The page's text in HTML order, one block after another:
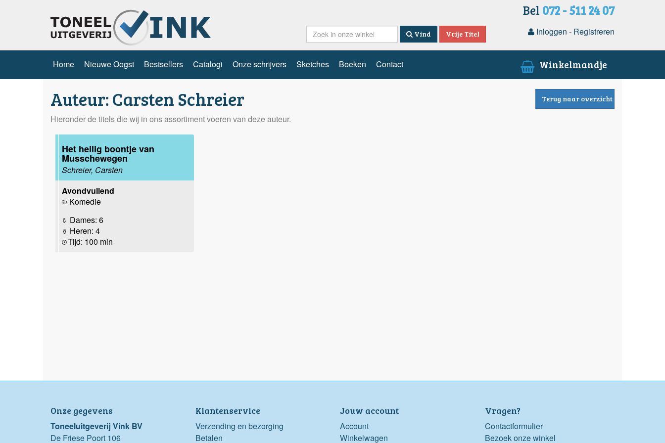
Bel 072 - 511 24 07
Vind Vrije Titel Inloggen - Registreren
Home Nieuwe Oogst Bestsellers Catalogi Onze schrijvers Sketches Boeken Contact Winkelmandje
Auteur: Carsten Schreier Terug naar overzicht
Hieronder de titels die wij in ons assortiment voeren van deze auteur.
Het heilig boontje van
Musschewegen
Schreier, Carsten
Avondvullend
Komedie
Dames: 6
Heren: 4
Tijd: 100 min
Onze gegevens
Toneeluitgeverij Vink BV
De Friese Poort 106
Klantenservice
Verzending en bezorging
Betalen
Jouw account
Account
Winkelwagen
Vragen?
Contactformulier
Bezoek onze winkel